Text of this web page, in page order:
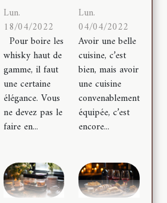
Lun.
18/04/2022
Pour boire les
whisky haut de
gamme, il faut
une certaine
élégance. Vous
ne devez pas le
faire en...
Lun.
04/04/2022
Avoir une belle
cuisine, c’est
bien, mais avoir
une cuisine
convenablement
équipée, c’est
encore...